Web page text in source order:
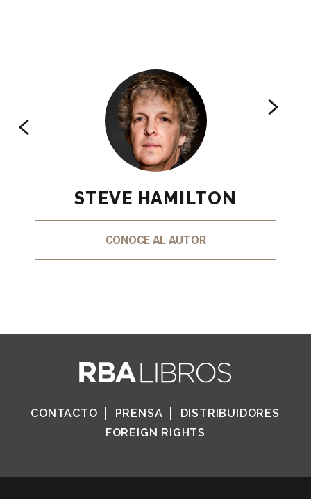
STEVE HAMILTON
CONOCE AL AUTOR
CONTACTO PRENSA
DISTRIBUIDORES
FOREIGN RIGHTS